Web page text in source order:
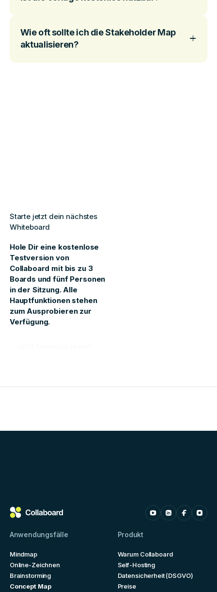
Wie oft sollte ich die Stakeholder Map
aktualisieren?
Starte jetzt dein nächstes
Whiteboard
Hole Dir eine kostenlose
Testversion von
Collaboard mit bis zu 3
Boards und fünf Personen
in der Sitzung. Alle
Hauptfunktionen stehen
zum Ausprobieren zur
Verfügung.
Anwendungsfälle
Mindmap
Online-Zeichnen
Brainstorming
Concept Map
Produkt
Warum Collaboard
Self-Hosting
Datensicherheit (DSGVO)
Preise